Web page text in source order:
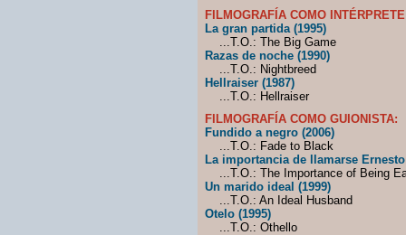
FILMOGRAFÍA COMO
La gran partida (1995)
...T.O.: The Big Game
Razas de noche (1990)
...T.O.: Nightbreed
Hellraiser (1987)
...T.O.: Hellraiser
FILMOGRAFÍA COMO GUIONISTA:
Fundido a negro (2006)
...T.O.: Fade to Black
La importancia de llamarse Ernesto
...T.O.: The Importance of Being
Un marido ideal (1999)
...T.O.: An Ideal Husband
Otelo (1995)
...T.O.: Othello